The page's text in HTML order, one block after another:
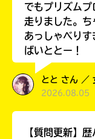
でもプリズム
走りました。ち
あっしゃべりす
ばいととー！
とと さん ／
2026.08.05
【質問更新】